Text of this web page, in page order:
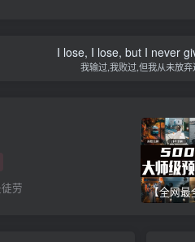
I lose, I lose, but I never
我输过,我败过,但我从未放弃
劳